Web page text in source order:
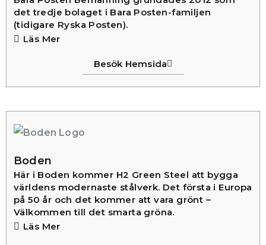
det tredje bolaget i Bara Posten-familjen
(tidigare Ryska Posten).
Besök Hemsida
Läs Mer
Boden
Här i Boden kommer H2 Green Steel att bygga
världens modernaste stålverk. Det första i Europa
på 50 år och det kommer att vara grönt –
Välkommen till det smarta gröna.
Läs Mer